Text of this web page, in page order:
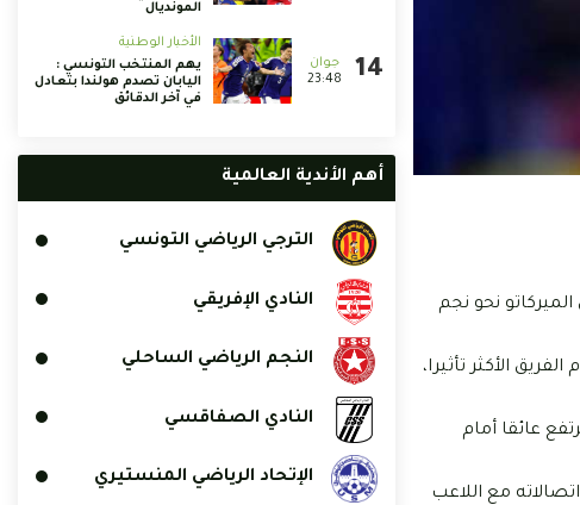
18 جوان 2023 خبرا يفيد باندفاع روما في الميركاتو نحو نجم
الأكثر تأثيرا،
المرتفع عائقا أمام
مع اللاعب
المونديال
23:48
الأخبار الوطنية
يهم المنتخب التونسي :
اليابان تصدم هولندا بتعادل
في آخر الدقائق
أهم الأندية العالمية
الترجي الرياضي التونسي
النادي الإفريقي
النجم الرياضي الساحلي
النادي الصفاقسي
الإتحاد الرياضي المنستيري